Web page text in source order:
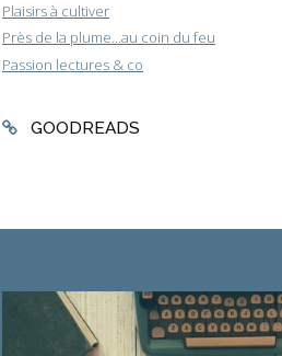
Plaisirs à cultiver
Près de la plume...au coin du feu
Passion lectures & co
GOODREADS